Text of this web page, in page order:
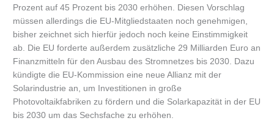
Prozent auf 45 Prozent bis 2030 erhöhen. Diesen Vorschlag
müssen allerdings die EU-Mitgliedstaaten noch genehmigen,
bisher zeichnet sich hierfür jedoch noch keine Einstimmigkeit
ab. Die EU forderte außerdem zusätzliche 29 Milliarden Euro an
Finanzmitteln für den Ausbau des Stromnetzes bis 2030. Dazu
kündigte die EU-Kommission eine neue Allianz mit der
Solarindustrie an, um Investitionen in große
Photovoltaikfabriken zu fördern und die Solarkapazität in der EU
bis 2030 um das Sechsfache zu erhöhen.